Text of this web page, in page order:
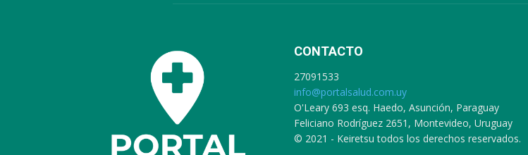
CONTACTO
27091533
info@portalsalud.com.uy
O'Leary 693 esq. Haedo, Asunción, Paraguay
Feliciano Rodríguez 2651, Montevideo, Uruguay
© 2021 - Keiretsu todos los derechos reservados.